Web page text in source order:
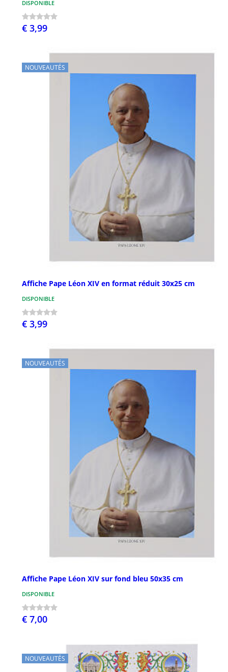
DISPONIBLE
€ 3,99
NOUVEAUTÉS
Affiche Pape Léon XIV en format réduit 30x25 cm
DISPONIBLE
€ 3,99
NOUVEAUTÉS
Affiche Pape Léon XIV sur fond bleu 50x35 cm
DISPONIBLE
€ 7,00
NOUVEAUTÉS